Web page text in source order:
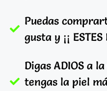
Puedas
gusta y ¡¡
Digas ADIOS a
tengas la piel